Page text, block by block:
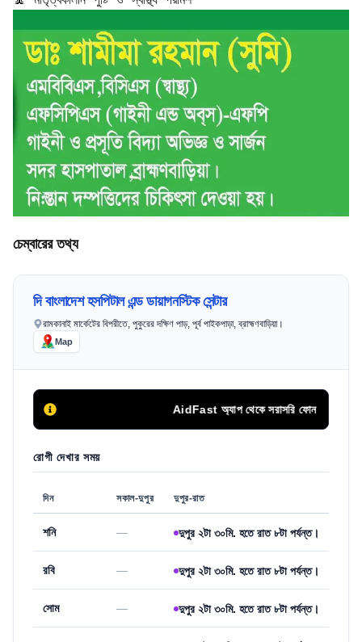
চেম্বারের তথ্য
দি বাংলাদেশ হসপিটাল এন্ড ডায়াগনস্টিক সেন্টার
রামকানাই মার্কেটের বিপরীতে, পুকুরের দক্ষিণ পাড়, পূর্ব পাইকপাড়া, ব্রাহ্মণবাড়িয়া।
Map
AidFast অ্যাপ থেকে সরাসরি ফোন কলের মাধ্যমে
রোগী দেখার সময়
দিন সকাল-দুপুর দুপুর-রাত
শনি — দুপুর ২টা ৩০মি. হতে রাত ৮টা পর্যন্ত।
রবি — দুপুর ২টা ৩০মি. হতে রাত ৮টা পর্যন্ত।
সোম — দুপুর ২টা ৩০মি. হতে রাত ৮টা পর্যন্ত।